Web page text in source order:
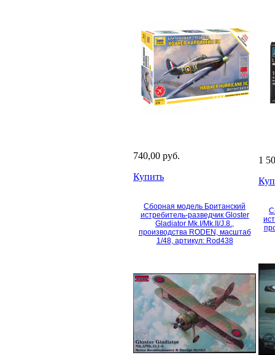
740,00 руб.
Купить
1
Сборная модель Британский
истребитель-разведчик Gloster
Gladiator Mk.I/Mk.II/J.8.,
производства RODEN, масштаб
1/48, артикул: Rod438